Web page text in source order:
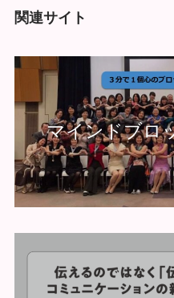
関連サイト
マインドブロ